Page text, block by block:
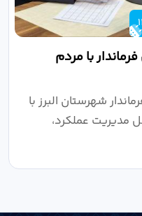
با مردم
شهرستان البرز با
مدیریت عملکرد،